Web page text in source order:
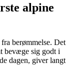
alpine
berømmelse. Det
bevæge sig godt i
dagen, giver langt